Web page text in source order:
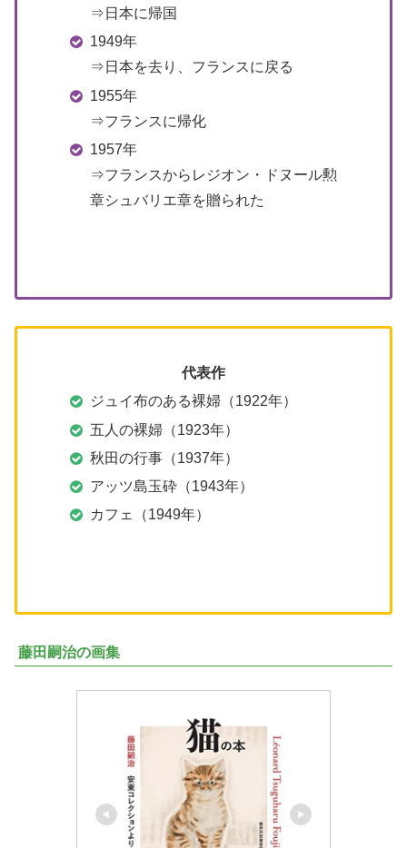
⇒日本に帰国
1949年
⇒日本を去り、フランスに戻る
1955年
⇒フランスに帰化
1957年
⇒フランスからレジオン・ドヌール勲
章シュバリエ章を贈られた
代表作
ジュイ布のある裸婦（1922年）
五人の裸婦（1923年）
秋田の行事（1937年）
アッツ島玉砕（1943年）
カフェ（1949年）
藤田嗣治の画集